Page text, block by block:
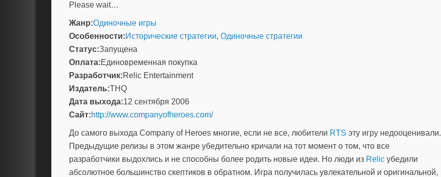
Please wait…
Жанр:Одиночные игры
Особенности:Исторические стратегии, Одиночные стратегии
Статус:Запущена
Оплата:Единовременная покупка
Разработчик:Relic Entertainment
Издатель:THQ
Дата выхода:12 сентября 2006
Сайт:http://www.companyofheroes.com/
До самого выхода Company of Heroes многие, если не все, любители RTS эту игру недооценивали.
Предыдущие релизы в этом жанре убедительно кричали на тот момент о том, что все
разработчики выдохлись и не способны более родить новые идеи. Но люди из Relic убедили
абсолютное большинство скептиков в обратном. Игра получилась увлекательной и оригинальной,